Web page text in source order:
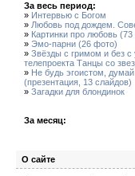
За весь период:
» Интервью с Богом
» Любовь под дождем.
» Картинки про любовь
» Эмо-парни (26 фото)
» Звёзды с гримом и без с
телепроекта Танцы со
» Не будь эгоистом, думай
(презентация, 13 слайдов)
» Загадки для блондинок
За месяц:
О сайте